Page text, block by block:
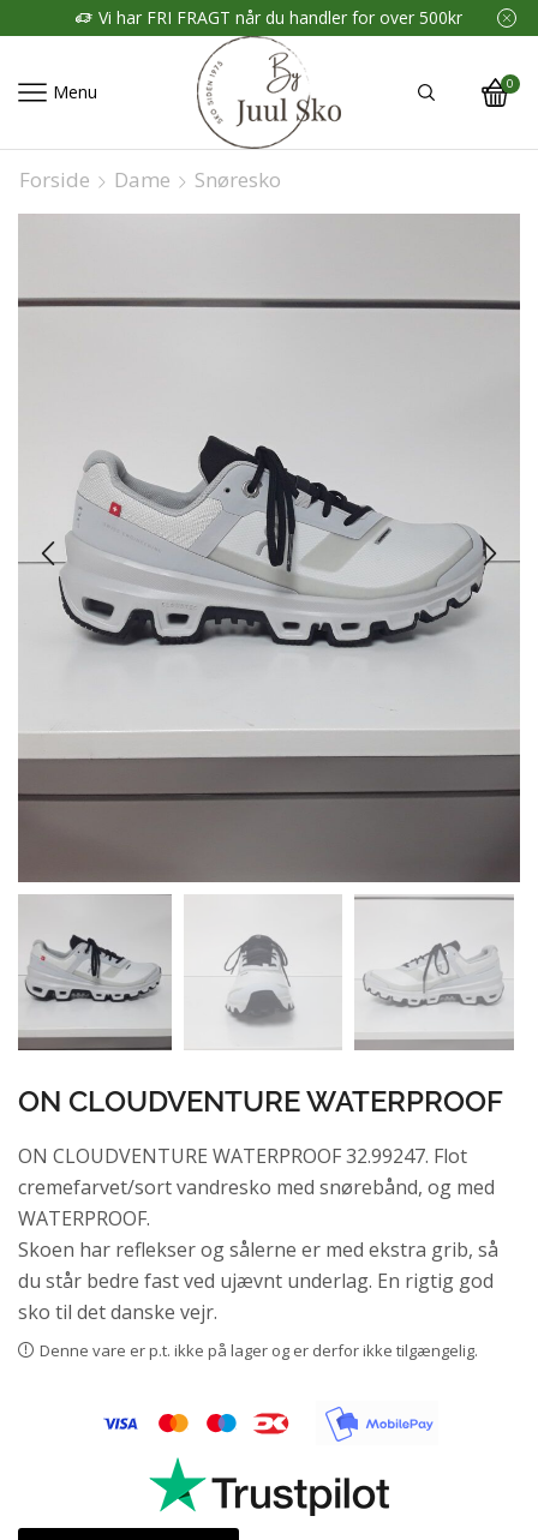
Vi har FRI FRAGT når du handler for over 500kr
Menu 0
Forside Dame Snøresko
ON CLOUDVENTURE WATERPROOF
ON CLOUDVENTURE WATERPROOF 32.99247. Flot
cremefarvet/sort vandresko med snørebånd, og med
WATERPROOF.
Skoen har reflekser og sålerne er med ekstra grib, så
du står bedre fast ved ujævnt underlag. En rigtig god
sko til det danske vejr.
Denne vare er p.t. ikke på lager og er derfor ikke tilgængelig.